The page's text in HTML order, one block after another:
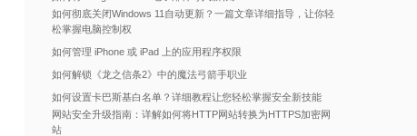
如何彻底关闭Windows 11自动更新？一篇文章详细指导，让你轻
松掌握电脑控制权
如何管理 iPhone 或 iPad 上的应用程序权限
如何解锁《龙之信条2》中的魔法弓箭手职业
如何设置卡巴斯基白名单？详细教程让您轻松掌握安全新技能
网站安全升级指南：详解如何将HTTP网站转换为HTTPS加密网
站